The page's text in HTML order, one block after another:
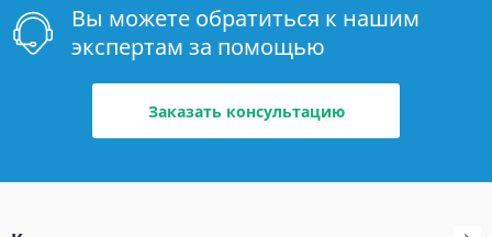
Вы можете обратиться к нашим
экспертам за помощью
Заказать консультацию